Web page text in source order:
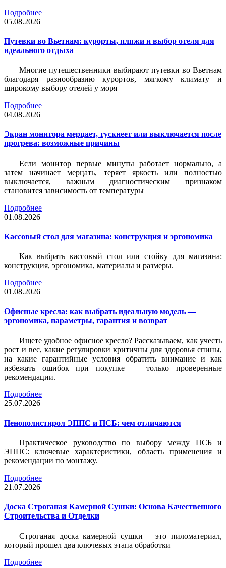
Подробнее
05.08.2026
Путевки во Вьетнам: курорты, пляжи и выбор отеля для
идеального отдыха
Многие путешественники выбирают путевки во Вьетнам
благодаря разнообразию курортов, мягкому климату и
широкому выбору отелей у моря
Подробнее
04.08.2026
Экран монитора мерцает, тускнеет или выключается после
прогрева: возможные причины
Если монитор первые минуты работает нормально, а
затем начинает мерцать, теряет яркость или полностью
выключается, важным диагностическим признаком
становится зависимость от температуры
Подробнее
01.08.2026
Кассовый стол для магазина: конструкция и эргономика
Как выбрать кассовый стол или стойку для магазина:
конструкция, эргономика, материалы и размеры.
Подробнее
01.08.2026
Офисные кресла: как выбрать идеальную модель —
эргономика, параметры, гарантия и возврат
Ищете удобное офисное кресло? Рассказываем, как учесть
рост и вес, какие регулировки критичны для здоровья спины,
на какие гарантийные условия обратить внимание и как
избежать ошибок при покупке — только проверенные
рекомендации.
Подробнее
25.07.2026
Пенополистирол ЭППС и ПСБ: чем отличаются
Практическое руководство по выбору между ПСБ и
ЭППС: ключевые характеристики, область применения и
рекомендации по монтажу.
Подробнее
21.07.2026
Доска Строганая Камерной Сушки: Основа Качественного
Строительства и Отделки
Строганая доска камерной сушки – это пиломатериал,
который прошел два ключевых этапа обработки
Подробнее